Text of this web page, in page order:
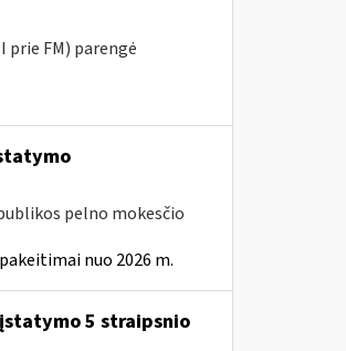
FM) parengė
pelno mokesčio
nuo 2026 m.
5 straipsnio